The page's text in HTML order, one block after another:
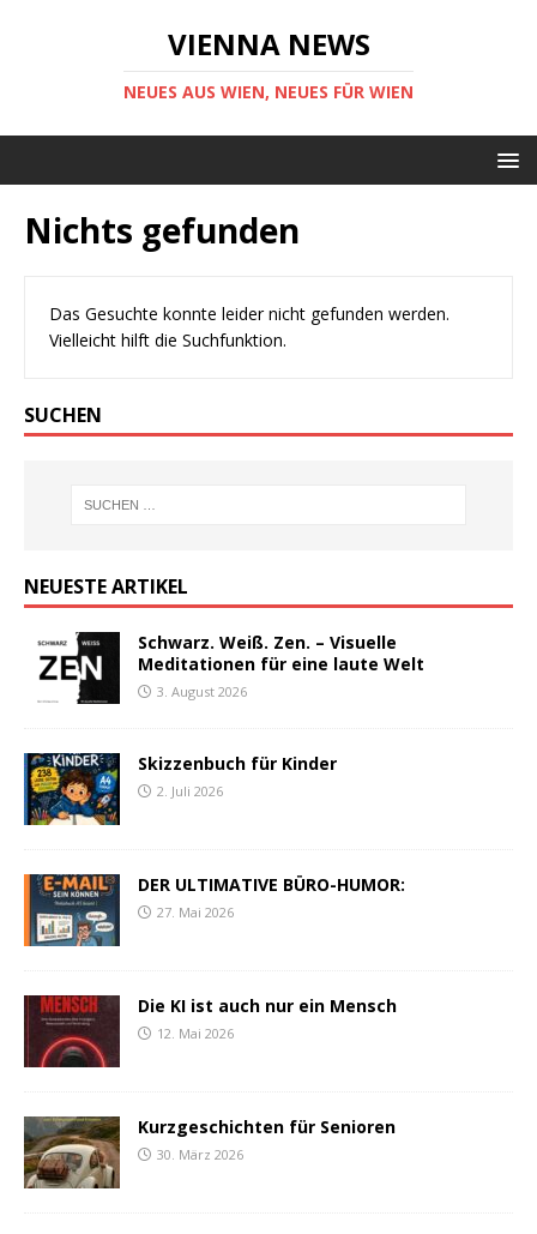
VIENNA NEWS
NEUES AUS WIEN, NEUES FÜR WIEN
Nichts gefunden
Das Gesuchte konnte leider nicht gefunden werden.
Vielleicht hilft die Suchfunktion.
SUCHEN
NEUESTE ARTIKEL
Schwarz. Weiß. Zen. – Visuelle
Meditationen für eine laute Welt
3. August 2026
Skizzenbuch für Kinder
2. Juli 2026
DER ULTIMATIVE BÜRO-HUMOR:
27. Mai 2026
Die KI ist auch nur ein Mensch
12. Mai 2026
Kurzgeschichten für Senioren
30. März 2026